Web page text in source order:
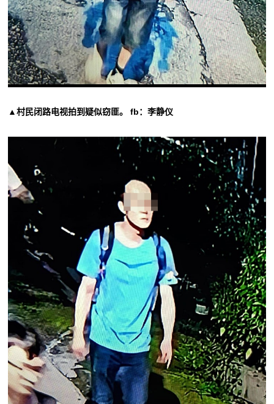
▲村民闭路电视拍到疑似窃匪。 fb：李静仪